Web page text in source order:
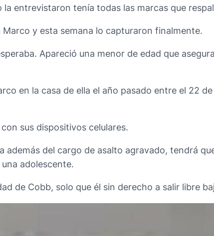
entrevistaron tenía todas las marcas que
y esta semana lo capturaron finalmente.
Apareció una menor de edad que
en la casa de ella el año pasado entre el 22
sus dispositivos celulares.
además del cargo de asalto agravado, tendrá
adolescente.
de Cobb, solo que él sin derecho a salir libre